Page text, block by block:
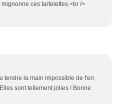
ces tartelettes.<br />
tendre la main impossible de t'en
sont tellement jolies ! Bonne